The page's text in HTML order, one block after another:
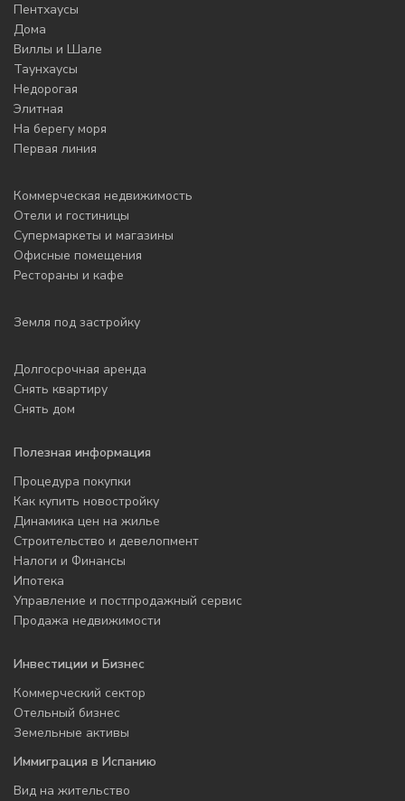
Пентхаусы
Дома
Виллы и Шале
Таунхаусы
Недорогая
Элитная
На берегу моря
Первая линия
Коммерческая недвижимость
Отели и гостиницы
Супермаркеты и магазины
Офисные помещения
Рестораны и кафе
Земля под застройку
Долгосрочная аренда
Снять квартиру
Снять дом
Полезная информация
Процедура покупки
Как купить новостройку
Динамика цен на жилье
Строительство и девелопмент
Налоги и Финансы
Ипотека
Управление и постпродажный сервис
Продажа недвижимости
Инвестиции и Бизнес
Коммерческий сектор
Отельный бизнес
Земельные активы
Иммиграция в Испанию
Вид на жительство